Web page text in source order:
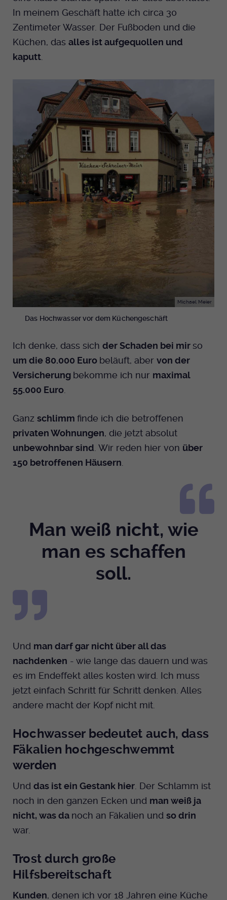
In meinem Geschäft hatte ich circa 30
Zentimeter Wasser. Der Fußboden und die
Küchen, das alles ist aufgequollen und
kaputt.
Michael Meier
Das Hochwasser vor dem Küchengeschäft
Ich denke, dass sich der Schaden bei mirso
um die 80.000 Euro beläuft, aber von der
Versicherung bekomme ich nur maximal
55.000 Euro.
Ganz schlimm finde ich die betroffenen
privaten Wohnungen, die jetzt absolut
unbewohnbar sind. Wir reden hier von über
150 betroffenen Häusern.
Man weiß nicht, wie
man es schaffen
soll.
Und man darf gar nicht über all das
nachdenken - wie lange das dauern und was
es im Endeffekt alles kosten wird. Ich muss
jetzt einfach Schritt für Schritt denken. Alles
andere macht der Kopf nicht mit.
Hochwasser bedeutet auch, dass
Fäkalien hochgeschwemmt
werden
Und das ist ein Gestank hier . Der Schlamm ist
noch in den ganzen Ecken und man weiß ja
nicht, was da noch an Fäkalien und so drin
war.
Trost durch große
Hilfsbereitschaft
Kunden, denen ich vor 18 Jahren eine Küche